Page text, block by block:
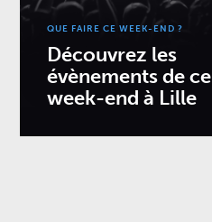
QUE FAIRE CE WEEK-END ?
Découvrez les
évènements de ce
week-end à Lille